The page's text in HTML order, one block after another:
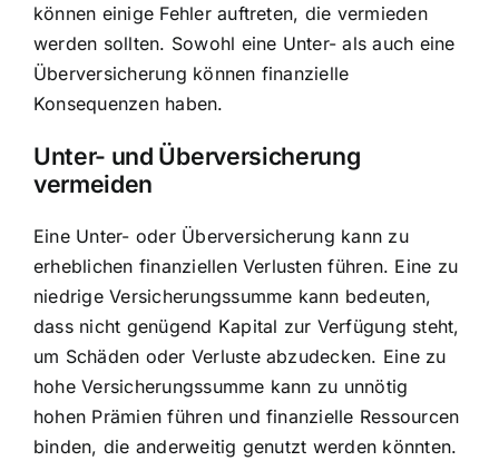
können einige Fehler auftreten, die vermieden
werden sollten. Sowohl eine Unter- als auch eine
Überversicherung können finanzielle
Konsequenzen haben.
Unter- und Überversicherung
vermeiden
Eine Unter- oder Überversicherung kann zu
erheblichen finanziellen Verlusten führen. Eine zu
niedrige Versicherungssumme kann bedeuten,
dass nicht genügend Kapital zur Verfügung steht,
um Schäden oder Verluste abzudecken. Eine zu
hohe Versicherungssumme kann zu unnötig
hohen Prämien führen und finanzielle Ressourcen
binden, die anderweitig genutzt werden könnten.